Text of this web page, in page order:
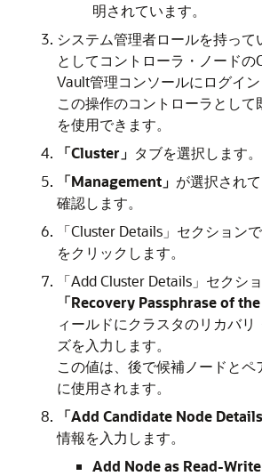
明されています。
システム管理者ロールを持って
としてコントローラ・ノードの
Vault管理コンソールにログイン
この操作のコントローラとして
を使用できます。
「Cluster」 タブを選択します。
「Management」 が選択され
確認します。
「Cluster Details」セクションで
をクリックします。
「Add Cluster Details」セクショ
「Recovery Passphrase of the
ィールドにクラスタのリカバリ
ズを入力します。
この値は、後で候補ノードとペ
に使用されます。
「Add Candidate Node Details
情報を入力します。
Add Node as Read-